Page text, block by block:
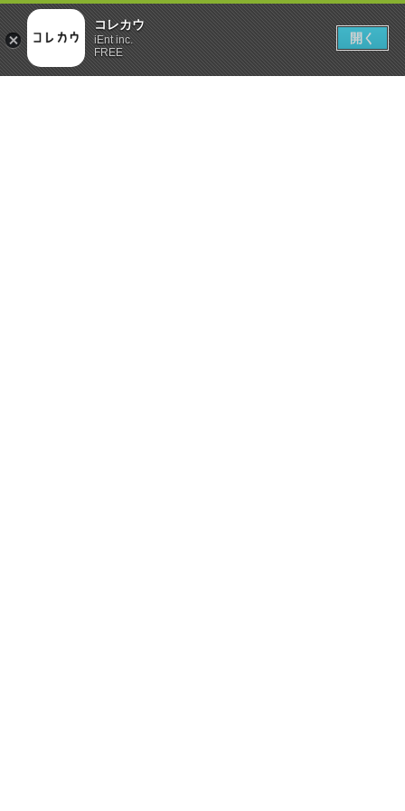
コレカウ
iEnt inc.
FREE
開く